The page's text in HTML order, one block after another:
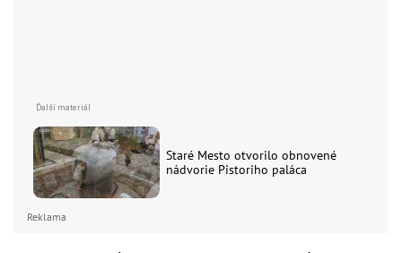
Staré Mesto otvorilo obnovené
nádvorie Pistoriho paláca
Reklama